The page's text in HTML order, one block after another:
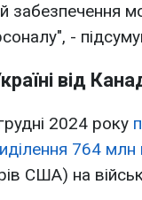
забезпечення
-
від
2024 року
764 млн
США) на